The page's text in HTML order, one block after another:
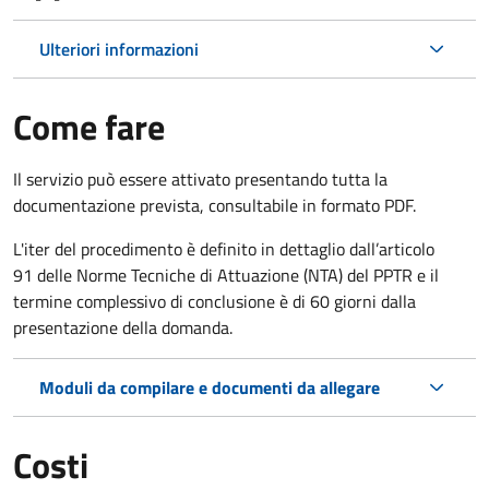
Ulteriori informazioni
Come fare
Il servizio può essere attivato presentando tutta la
documentazione prevista, consultabile in formato PDF.
L'iter del procedimento è definito in dettaglio dall’articolo
91 delle Norme Tecniche di Attuazione (NTA) del PPTR e il
termine complessivo di conclusione è di 60 giorni dalla
presentazione della domanda.
Moduli da compilare e documenti da allegare
Costi